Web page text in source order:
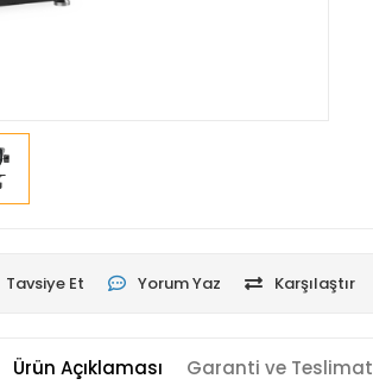
Tavsiye Et Yorum Yaz Karşılaştır
Ürün Açıklaması Garanti ve Teslimat